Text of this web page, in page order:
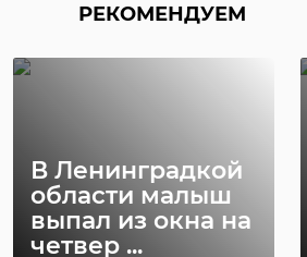
РЕКОМЕНДУЕМ
В Ленинградкой
области малыш
выпал из окна на
четвер ...
БРИКС